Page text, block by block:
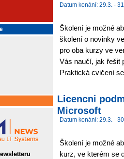
Datum konání: 29.3. -
Školení je možné
školení o novinky
pro oba kurzy ve
Vás naučí, jak řešit
Praktická cvičení
Licencni
Microsoft
Datum konání: 29.3. -
Školení je možné
kurz, ve kterém se